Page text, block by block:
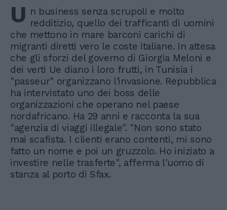
U n business senza scrupoli e molto
redditizio, quello dei trafficanti di uomini
che mettono in mare barconi carichi di
migranti diretti vero le coste italiane. In attesa
che gli sforzi del governo di Giorgia Meloni e
dei verti Ue diano i loro frutti, in Tunisia i
"passeur" organizzano l'invasione. Repubblica
ha intervistato uno dei boss delle
organizzazioni che operano nel paese
nordafricano. Ha 29 anni e racconta la sua
"agenzia di viaggi illegale". "Non sono stato
mai scafista. I clienti erano contenti, mi sono
fatto un nome e poi un gruzzolo. Ho iniziato a
investire nelle trasferte", afferma l'uomo di
stanza al porto di Sfax.